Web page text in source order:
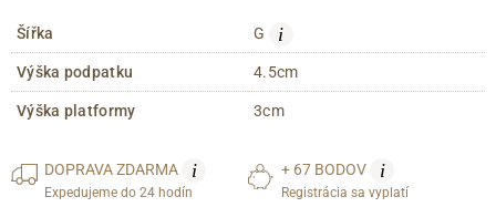
Šířka G i
Výška podpatku 4.5cm
Výška platformy 3cm
DOPRAVAZDARMA i
Expedujeme do 24 hodín
+ 67 BODOV i
Registrácia sa vyplatí